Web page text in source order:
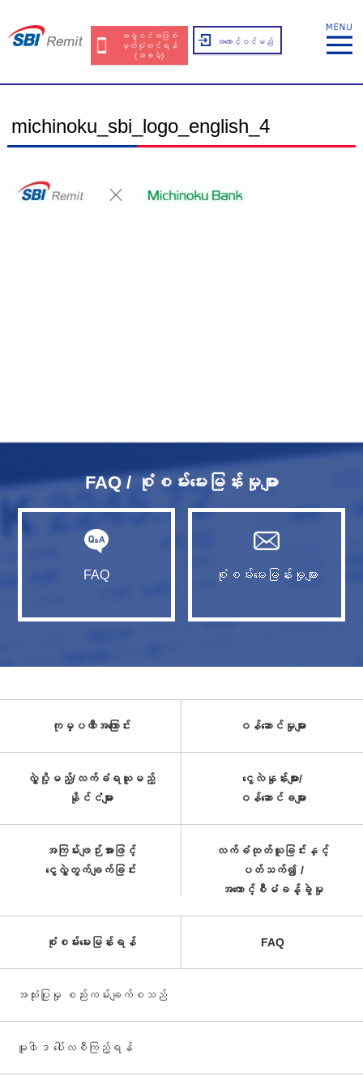
အဖွဲ့ဝင်အဖြစ်
မှတ်ပုံတင်ရန်
(အခမဲ့)
အကောင့်ဝင်မည်
michinoku_sbi_logo_english_4
FAQ / စုံစမ်းမေးမြန်းမှုများ
FAQ စုံစမ်းမေးမြန်းမှုများ
ကုမ္ပဏီအကြောင်း ဝန်ဆောင်မှုများ
လွှဲပို့မည့်/လက်ခံရယူမည့်
နိုင်ငံများ
ငွေလဲနှုန်းများ/
ဝန်ဆောင်ခများ
အကြမ်းဖျဉ်းအားဖြင့်
ငွေလွှဲတွက်ချက်ခြင်း
လက်ခံထုတ်ယူခြင်းနှင့်
ပတ်သက်၍ /
အကောင့်စီမံခန့်ခွဲမှု
စုံစမ်းမေးမြန်းရန် FAQ
အသုံးပြုမှု စည်းကမ်းချက်စသည်
မူ၀ါဒ ပေါ်လစီကြည့်ရန်